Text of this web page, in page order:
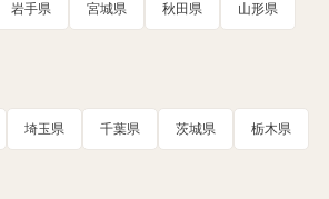
岩手県 宮城県 秋田県 山形県
埼玉県 千葉県 茨城県 栃木県